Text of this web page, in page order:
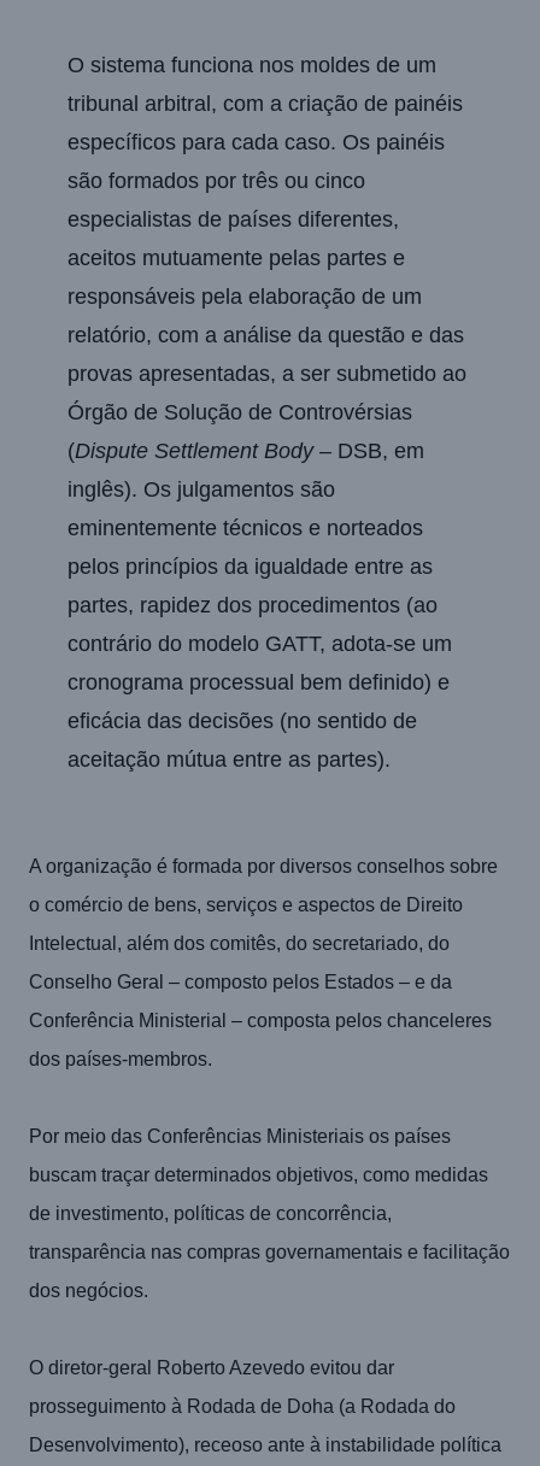
O sistema funciona nos moldes de um
tribunal arbitral, com a criação de painéis
específicos para cada caso. Os painéis
são formados por três ou cinco
especialistas de países diferentes,
aceitos mutuamente pelas partes e
responsáveis pela elaboração de um
relatório, com a análise da questão e das
provas apresentadas, a ser submetido ao
Órgão de Solução de Controvérsias
(Dispute Settlement Body– DSB, em
inglês). Os julgamentos são
eminentemente técnicos e norteados
pelos princípios da igualdade entre as
partes, rapidez dos procedimentos (ao
contrário do modelo GATT, adota-se um
cronograma processual bem definido) e
eficácia das decisões (no sentido de
aceitação mútua entre as partes).
A organização é formada por diversos conselhos sobre
o comércio de bens, serviços e aspectos de Direito
Intelectual, além dos comitês, do secretariado, do
Conselho Geral – composto pelos Estados – e da
Conferência Ministerial – composta pelos chanceleres
dos países-membros.
Por meio das Conferências Ministeriais os países
buscam traçar determinados objetivos, como medidas
de investimento, políticas de concorrência,
transparência nas compras governamentais e facilitação
dos negócios.
O diretor-geral Roberto Azevedo evitou dar
prosseguimento à Rodada de Doha (a Rodada do
Desenvolvimento), receoso ante à instabilidade política